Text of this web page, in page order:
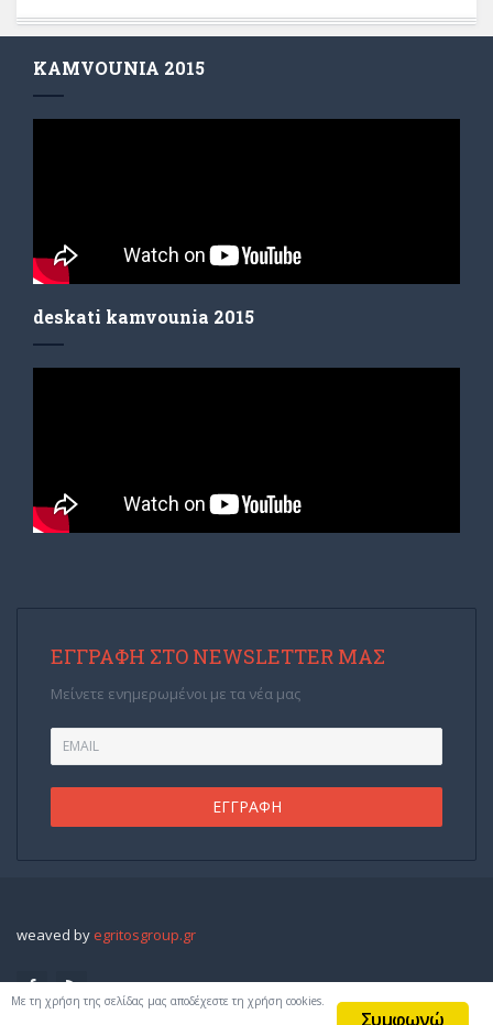
KAMVOUNIA 2015
deskati kamvounia 2015
ΕΓΓΡΑΦΉ ΣΤΟ NEWSLETTER ΜΑΣ
Μείνετε ενημερωμένοι με τα νέα μας
weaved by egritosgroup.gr
Συμφωνώ
Με τη χρήση της σελίδας μας αποδέχεστε τη χρήση cookies.